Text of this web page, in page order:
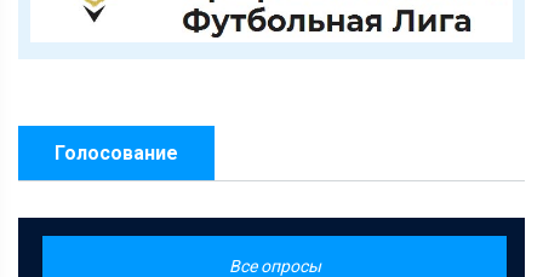
Голосование
Все опросы